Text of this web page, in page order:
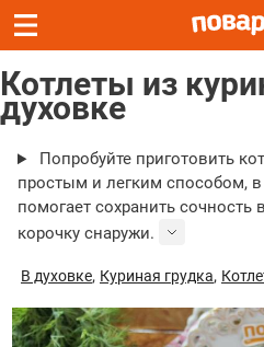
Котлеты из
духовке
Попробуйте приготовить
простым и легким способом, в
помогает сохранить сочность
корочку снаружи.
В духовке, Куриная грудка,